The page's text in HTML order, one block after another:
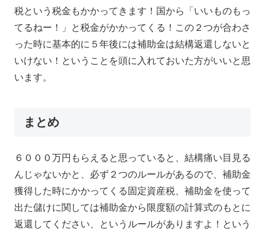
税という税金もかかってきます！国から「いいものもっ
てるねー！」と税金がかかってくる！この２つが合わさ
った時に基本的に５年後には補助金は結構返還しないと
いけない！ということを頭に入れておいた方がいいと思
います。
まとめ
６０００万円もらえると思っていると、結構痛い目見る
んじゃないかと、必ず２つのルールがあるので、補助金
獲得した時にかかってくる固定資産税、補助金を使って
出た儲けに関しては補助金から限度額の計算式のもとに
返還してください、というルールがありますよ！という